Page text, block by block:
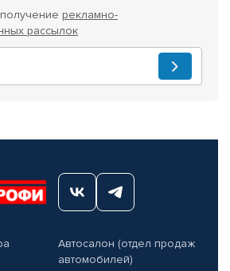
рекламно-
рассылок
Автосалон (отдел продаж
автомобилей)